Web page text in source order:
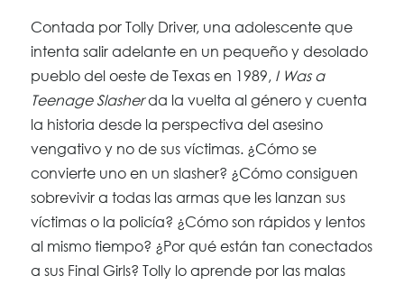
Contada por Tolly Driver, una adolescente que
intenta salir adelante en un pequeño y desolado
pueblo del oeste de Texas en 1989, I Was a
Teenage Slasherda la vuelta al género y cuenta
la historia desde la perspectiva del asesino
vengativo y no de sus víctimas. ¿Cómo se
convierte uno en un slasher? ¿Cómo consiguen
sobrevivir a todas las armas que les lanzan sus
víctimas o la policía? ¿Cómo son rápidos y lentos
al mismo tiempo? ¿Por qué están tan conectados
a sus Final Girls? Tolly lo aprende por las malas